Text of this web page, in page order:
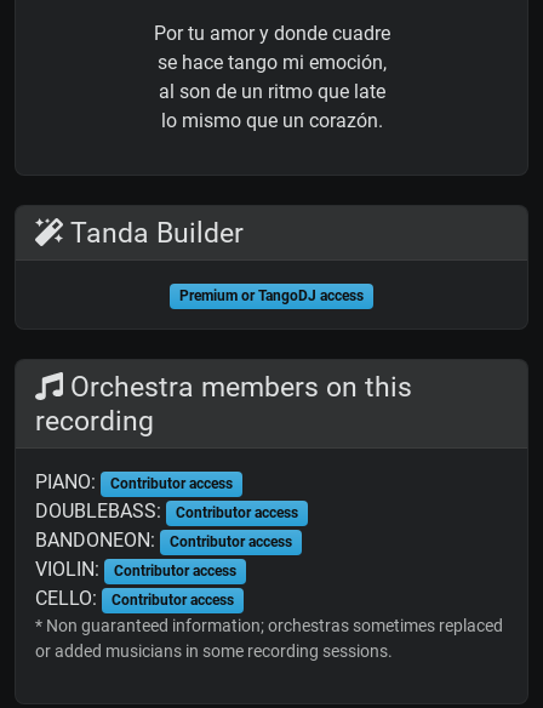
Por tu amor y donde cuadre
se hace tango mi emoción,
al son de un ritmo que late
lo mismo que un corazón.
Tanda Builder
Premium or TangoDJ access
Orchestra members on this
recording
PIANO: Contributor access
DOUBLEBASS: Contributor access
BANDONEON: Contributor access
VIOLIN: Contributor access
CELLO: Contributor access
* Non guaranteed information; orchestras sometimes replaced
or added musicians in some recording sessions.